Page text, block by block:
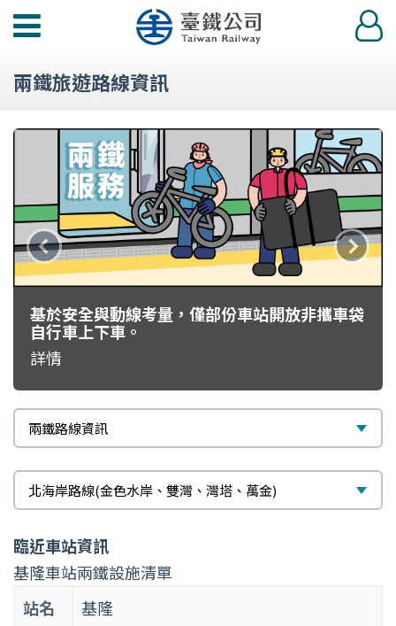
功
選
登
入
兩鐵旅遊路線資訊
基於安全與動線考量，僅部份車站開放非攜車袋
自行車上下車。
詳情
上
一
則
主
題
下
則
題
兩鐵路線資訊
擇
標
題
北海岸路線(金色水岸、雙灣、灣塔、萬金)
擇
臨近車站資訊
基隆車站兩鐵設施清單
站名
基隆